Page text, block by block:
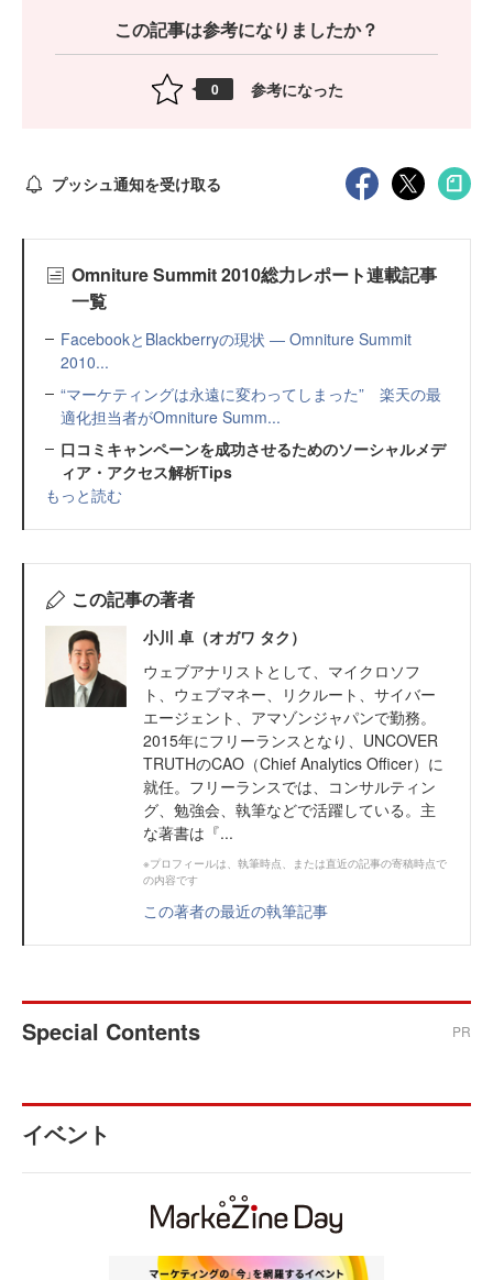
この記事は参考になりましたか？
0 参考になった
プッシュ通知を受け取る
Omniture Summit 2010総力レポート連載記事
一覧
FacebookとBlackberryの現状 ― Omniture Summit
2010...
“マーケティングは永遠に変わってしまった” 楽天の最
適化担当者がOmniture Summ...
口コミキャンペーンを成功させるためのソーシャルメデ
ィア・アクセス解析Tips
もっと読む
この記事の著者
小川 卓（オガワ タク）
ウェブアナリストとして、マイクロソフ
ト、ウェブマネー、リクルート、サイバー
エージェント、アマゾンジャパンで勤務。
2015年にフリーランスとなり、UNCOVER
TRUTHのCAO（Chief Analytics Officer）に
就任。フリーランスでは、コンサルティン
グ、勉強会、執筆などで活躍している。主
な著書は『...
※プロフィールは、執筆時点、または直近の記事の寄稿時点で
の内容です
この著者の最近の執筆記事
Special Contents PR
イベント